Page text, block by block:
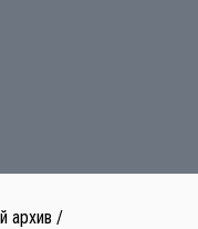
архив